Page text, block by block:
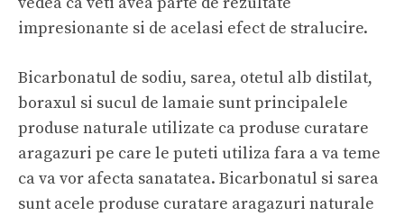
impresionante si de acelasi efect de stralucire.
Bicarbonatul de sodiu, sarea, otetul alb distilat,
boraxul si sucul de lamaie sunt principalele
produse naturale utilizate ca produse curatare
aragazuri pe care le puteti utiliza fara a va teme
ca va vor afecta sanatatea. Bicarbonatul si sarea
sunt acele produse curatare aragazuri naturale